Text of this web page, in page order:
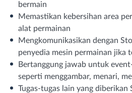
bermain
Memastikan kebersihan area
alat permainan
Mengkomunikasikan dengan
penyedia mesin permainan jika
Bertanggung jawab untuk
seperti menggambar, menari,
Tugas-tugas lain yang diberikan